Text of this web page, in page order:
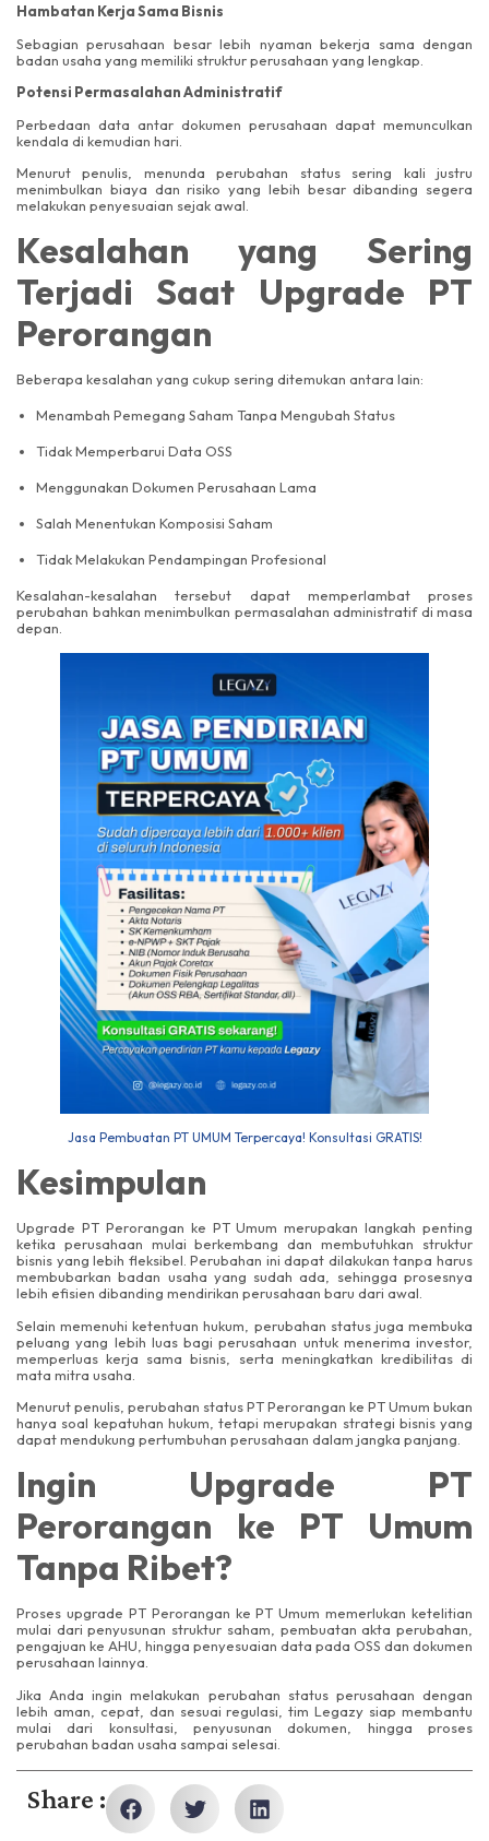
Hambatan Kerja Sama Bisnis
Sebagian perusahaan besar lebih nyaman bekerja sama dengan
badan usaha yang memiliki struktur perusahaan yang lengkap.
Potensi Permasalahan Administratif
Perbedaan data antar dokumen perusahaan dapat memunculkan
kendala di kemudian hari.
Menurut penulis, menunda perubahan status sering kali justru
menimbulkan biaya dan risiko yang lebih besar dibanding segera
melakukan penyesuaian sejak awal.
Kesalahan yang Sering
Terjadi Saat Upgrade PT
Perorangan
Beberapa kesalahan yang cukup sering ditemukan antara lain:
Menambah Pemegang Saham Tanpa Mengubah Status
Tidak Memperbarui Data OSS
Menggunakan Dokumen Perusahaan Lama
Salah Menentukan Komposisi Saham
Tidak Melakukan Pendampingan Profesional
Kesalahan-kesalahan tersebut dapat memperlambat proses
perubahan bahkan menimbulkan permasalahan administratif di masa
depan.
Jasa Pembuatan PT UMUM Terpercaya! Konsultasi GRATIS!
Kesimpulan
Upgrade PT Perorangan ke PT Umum merupakan langkah penting
ketika perusahaan mulai berkembang dan membutuhkan struktur
bisnis yang lebih fleksibel. Perubahan ini dapat dilakukan tanpa harus
membubarkan badan usaha yang sudah ada, sehingga prosesnya
lebih efisien dibanding mendirikan perusahaan baru dari awal.
Selain memenuhi ketentuan hukum, perubahan status juga membuka
peluang yang lebih luas bagi perusahaan untuk menerima investor,
memperluas kerja sama bisnis, serta meningkatkan kredibilitas di
mata mitra usaha.
Menurut penulis, perubahan status PT Perorangan ke PT Umum bukan
hanya soal kepatuhan hukum, tetapi merupakan strategi bisnis yang
dapat mendukung pertumbuhan perusahaan dalam jangka panjang.
Ingin Upgrade PT
Perorangan ke PT Umum
Tanpa Ribet?
Proses upgrade PT Perorangan ke PT Umum memerlukan ketelitian
mulai dari penyusunan struktur saham, pembuatan akta perubahan,
pengajuan ke AHU, hingga penyesuaian data pada OSS dan dokumen
perusahaan lainnya.
Jika Anda ingin melakukan perubahan status perusahaan dengan
lebih aman, cepat, dan sesuai regulasi, tim Legazy siap membantu
mulai dari konsultasi, penyusunan dokumen, hingga proses
perubahan badan usaha sampai selesai.
Share :